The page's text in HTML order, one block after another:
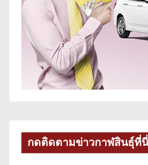
กดติดตามข่าวกาฬสินธุ์ที่นี่